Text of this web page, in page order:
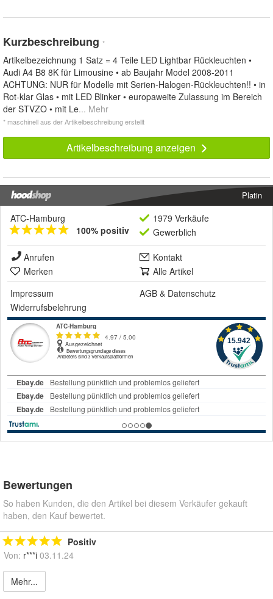
Kurzbeschreibung *
Artikelbezeichnung 1 Satz = 4 Teile LED Lightbar Rückleuchten •
Audi A4 B8 8K für Limousine • ab Baujahr Model 2008-2011
ACHTUNG: NUR für Modelle mit Serien-Halogen-Rückleuchten!! • in
Rot-klar Glas • mit LED Blinker • europaweite Zulassung im Bereich
der STVZO • mit Le... Mehr
* maschinell aus der Artikelbeschreibung erstellt
Artikelbeschreibung anzeigen
Platin
ATC-Hamburg
100% positiv
1979 Verkäufe
Gewerblich
Anrufen
Kontakt
Merken
Alle Artikel
Impressum
AGB & Datenschutz
Widerrufsbelehrung
Bewertungen
So haben Kunden, die den Artikel bei diesem Verkäufer gekauft
haben, den Kauf bewertet.
Positiv
Von: r***i 03.11.24
Mehr...